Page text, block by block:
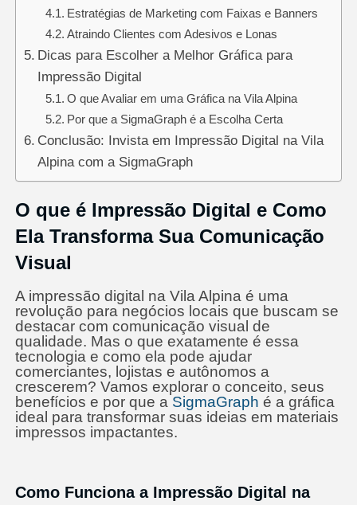
Estratégias de Marketing com Faixas e Banners
Atraindo Clientes com Adesivos e Lonas
Dicas para Escolher a Melhor Gráfica para
Impressão Digital
O que Avaliar em uma Gráfica na Vila Alpina
Por que a SigmaGraph é a Escolha Certa
Conclusão: Invista em Impressão Digital na Vila
Alpina com a SigmaGraph
O que é Impressão Digital e Como
Ela Transforma Sua Comunicação
Visual
A impressão digital na Vila Alpina é uma
revolução para negócios locais que buscam se
destacar com comunicação visual de
qualidade. Mas o que exatamente é essa
tecnologia e como ela pode ajudar
comerciantes, lojistas e autônomos a
crescerem? Vamos explorar o conceito, seus
benefícios e por que a SigmaGraph é a gráfica
ideal para transformar suas ideias em materiais
impressos impactantes.
Como Funciona a Impressão Digital na